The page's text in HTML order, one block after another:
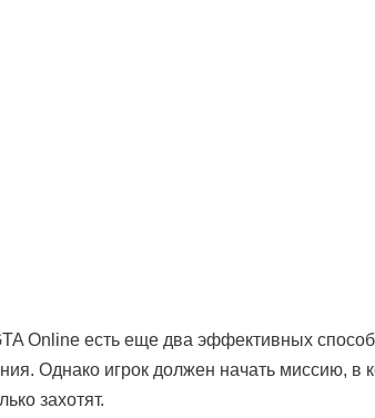
Online есть еще два эффективных
Однако игрок должен начать миссию, в
захотят.